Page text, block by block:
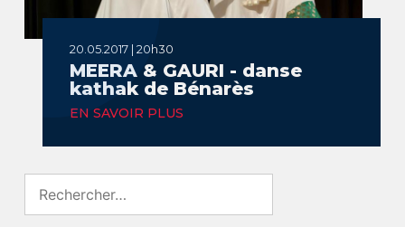
20.05.2017 | 20h30
MEERA & GAURI - danse
kathak de Bénarès
EN SAVOIR PLUS
for: